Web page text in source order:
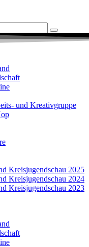
und Kreativgruppe
Kreisjugendschau 2025
Kreisjugendschau 2024
Kreisjugendschau 2023